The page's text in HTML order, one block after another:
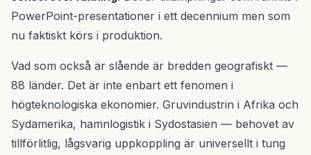
PowerPoint-presentationer i ett decennium men som
nu faktiskt körs i produktion.
Vad som också är slående är bredden geografiskt —
88 länder. Det är inte enbart ett fenomen i
högteknologiska ekonomier. Gruvindustrin i Afrika och
Sydamerika, hamnlogistik i Sydostasien — behovet av
tillförlitlig, lågsvarig uppkoppling är universellt i tung